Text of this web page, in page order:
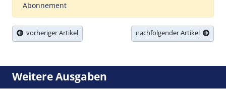
Abonnement
vorheriger Artikel nachfolgender Artikel
Weitere Ausgaben